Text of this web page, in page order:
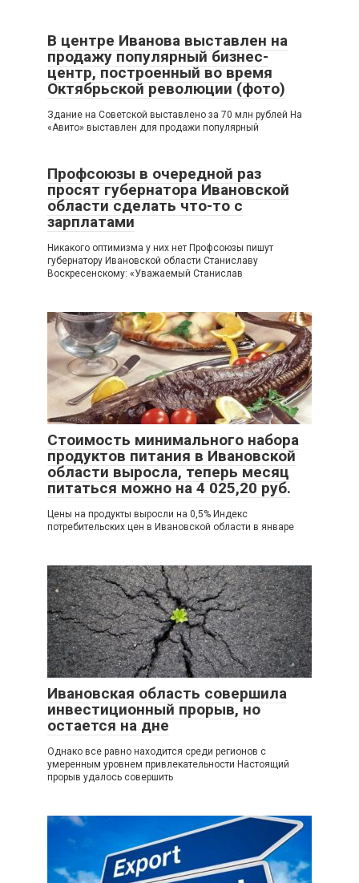
В центре Иванова выставлен на
продажу популярный бизнес-
центр, построенный во время
Октябрьской революции (фото)
Здание на Советской выставлено за 70 млн рублей На
«Авито» выставлен для продажи популярный
Профсоюзы в очередной раз
просят губернатора Ивановской
области сделать что-то с
зарплатами
Никакого оптимизма у них нет Профсоюзы пишут
губернатору Ивановской области Станиславу
Воскресенскому: «Уважаемый Станислав
Стоимость минимального набора
продуктов питания в Ивановской
области выросла, теперь месяц
питаться можно на 4 025,20 руб.
Цены на продукты выросли на 0,5% Индекс
потребительских цен в Ивановской области в январе
Ивановская область совершила
инвестиционный прорыв, но
остается на дне
Однако все равно находится среди регионов с
умеренным уровнем привлекательности Настоящий
прорыв удалось совершить